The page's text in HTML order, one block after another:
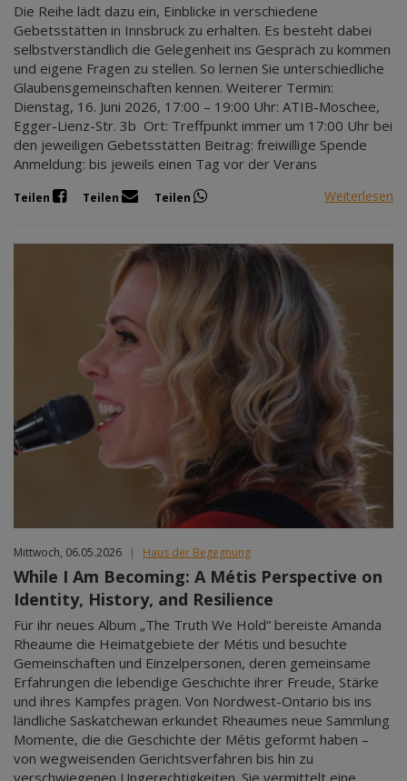
Die Reihe lädt dazu ein, Einblicke in verschiedene
Gebetsstätten in Innsbruck zu erhalten. Es besteht dabei
selbstverständlich die Gelegenheit ins Gespräch zu kommen
und eigene Fragen zu stellen. So lernen Sie unterschiedliche
Glaubensgemeinschaften kennen. Weiterer Termin:
Dienstag, 16. Juni 2026, 17:00 – 19:00 Uhr: ATIB-Moschee,
Egger-Lienz-Str. 3b Ort: Treffpunkt immer um 17:00 Uhr bei
den jeweiligen Gebetsstätten Beitrag: freiwillige Spende
Anmeldung: bis jeweils einen Tag vor der Verans
Teilen Teilen Teilen Weiterlesen
Mittwoch, 06.05.2026 | Haus der Begegnung
While I Am Becoming: A Métis Perspective on
Identity, History, and Resilience
Für ihr neues Album „The Truth We Hold“ bereiste Amanda
Rheaume die Heimatgebiete der Métis und besuchte
Gemeinschaften und Einzelpersonen, deren gemeinsame
Erfahrungen die lebendige Geschichte ihrer Freude, Stärke
und ihres Kampfes prägen. Von Nordwest-Ontario bis ins
ländliche Saskatchewan erkundet Rheaumes neue Sammlung
Momente, die die Geschichte der Métis geformt haben –
von wegweisenden Gerichtsverfahren bis hin zu